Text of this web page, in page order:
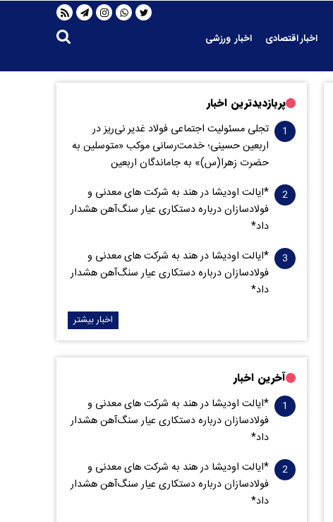
اخبار اقتصادی
اخبار ورزشی
پربازدیدترین اخبار
تجلی مسئولیت اجتماعی فولاد غدیر نی‌ریز در
اربعین حسینی؛ خدمت‌رسانی موکب «متوسلین به
حضرت زهرا(س)» به جاماندگان اربعین
*ایالت اودیشا در هند به شرکت های معدنی و
فولادسازان درباره دستکاری عیار سنگ‌آهن هشدار
داد*
*ایالت اودیشا در هند به شرکت های معدنی و
فولادسازان درباره دستکاری عیار سنگ‌آهن هشدار
داد*
اخبار بیشتر
آخرین اخبار
*ایالت اودیشا در هند به شرکت های معدنی و
فولادسازان درباره دستکاری عیار سنگ‌آهن هشدار
داد*
*ایالت اودیشا در هند به شرکت های معدنی و
فولادسازان درباره دستکاری عیار سنگ‌آهن هشدار
داد*